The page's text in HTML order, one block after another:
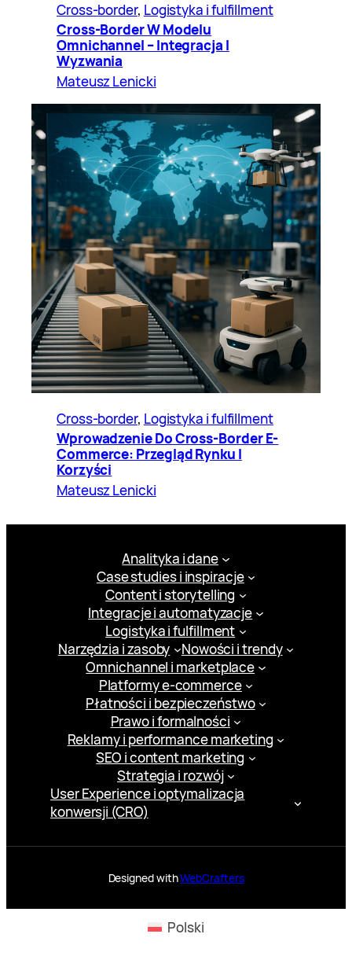
Cross-border, Logistyka i fulfillment
Cross-Border W Modelu
Omnichannel – Integracja I
Wyzwania
Mateusz Lenicki
Cross-border, Logistyka i fulfillment
Wprowadzenie Do Cross-Border E-
Commerce: Przegląd Rynku I
Korzyści
Mateusz Lenicki
Analityka i dane
Case studies i inspiracje
Content i storytelling
Integracje i automatyzacje
Logistyka i fulfillment
Narzędzia i zasoby
Nowości i trendy
Omnichannel i marketplace
Platformy e-commerce
Płatności i bezpieczeństwo
Prawo i formalności
Reklamy i performance marketing
SEO i content marketing
Strategia i rozwój
User Experience i optymalizacja
konwersji (CRO)
Designed withWebCrafters
Polski